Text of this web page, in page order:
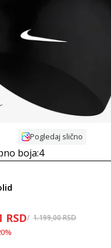
Uporedi
Pogledaj slično
boja:4
RSD 1.199,00RSD
%